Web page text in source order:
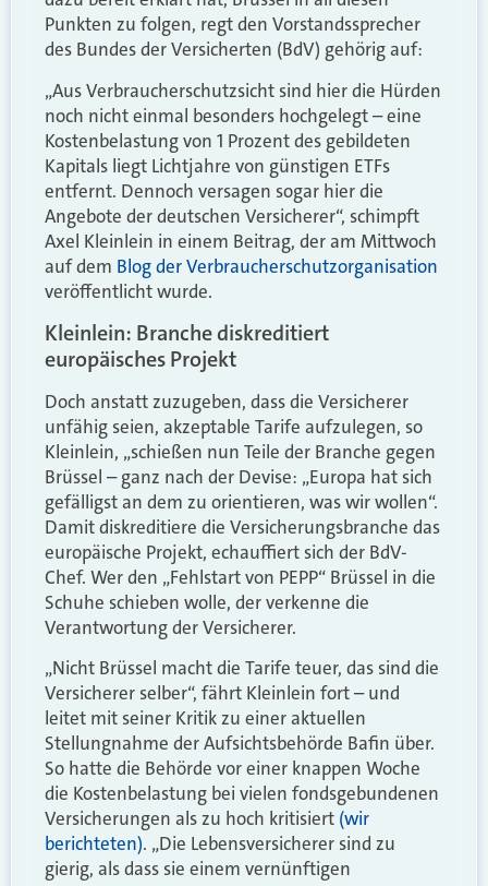
Punkten zu folgen, regt den Vorstandssprecher
des Bundes der Versicherten (BdV) gehörig auf:
„Aus Verbraucherschutzsicht sind hier die Hürden
noch nicht einmal besonders hochgelegt – eine
Kostenbelastung von 1 Prozent des gebildeten
Kapitals liegt Lichtjahre von günstigen ETFs
entfernt. Dennoch versagen sogar hier die
Angebote der deutschen Versicherer“, schimpft
Axel Kleinlein in einem Beitrag, der am Mittwoch
auf dem Blog der Verbraucherschutzorganisation
veröffentlicht wurde.
Kleinlein: Branche diskreditiert
europäisches Projekt
Doch anstatt zuzugeben, dass die Versicherer
unfähig seien, akzeptable Tarife aufzulegen, so
Kleinlein, „schießen nun Teile der Branche gegen
Brüssel – ganz nach der Devise: „Europa hat sich
gefälligst an dem zu orientieren, was wir wollen“.
Damit diskreditiere die Versicherungsbranche das
europäische Projekt, echauffiert sich der BdV-
Chef. Wer den „Fehlstart von PEPP“ Brüssel in die
Schuhe schieben wolle, der verkenne die
Verantwortung der Versicherer.
„Nicht Brüssel macht die Tarife teuer, das sind die
Versicherer selber“, fährt Kleinlein fort – und
leitet mit seiner Kritik zu einer aktuellen
Stellungnahme der Aufsichtsbehörde Bafin über.
So hatte die Behörde vor einer knappen Woche
die Kostenbelastung bei vielen fondsgebundenen
Versicherungen als zu hoch kritisiert (wir
berichteten). „Die Lebensversicherer sind zu
gierig, als dass sie einem vernünftigen